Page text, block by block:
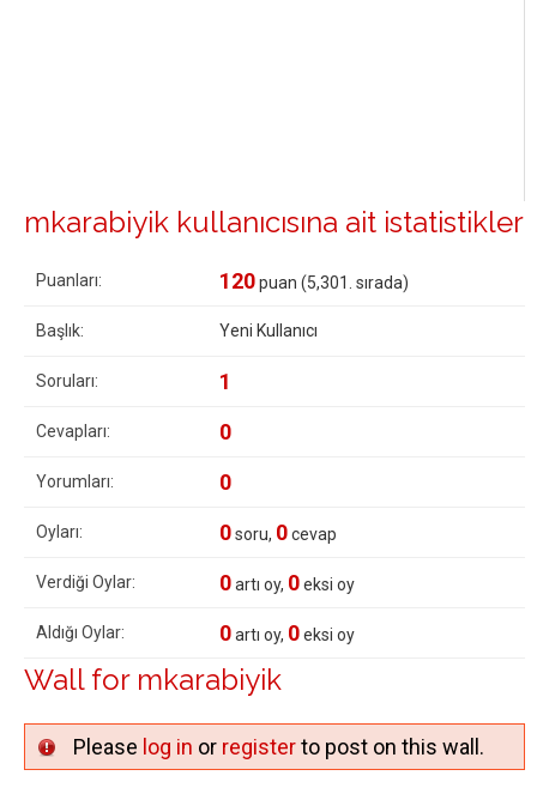
mkarabiyik kullanıcısına ait istatistikler
Puanları: 120puan (5,301 . sırada)
Başlık: Yeni Kullanıcı
Soruları: 1
Cevapları: 0
Yorumları: 0
Oyları: 0soru, 0cevap
Verdiği Oylar: 0artı oy, 0eksi oy
Aldığı Oylar: 0artı oy, 0eksi oy
Wall for mkarabiyik
Please log in or registerto post on this wall.